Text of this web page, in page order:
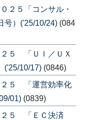
２５「コンサル・
号）('25/10/24) (084
２５ 「ＵＩ／ＵＸ
('25/10/17) (0846)
２５ 「運営効率化
01) (0839)
２５ 「ＥＣ決済